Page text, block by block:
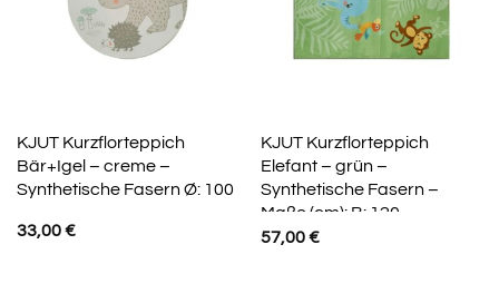
KJUT Kurzflorteppich
Bär+Igel – creme –
Synthetische Fasern Ø: 100
33,00€
KJUT Kurzflorteppich
Elefant – grün –
Synthetische Fasern –
Maße (cm): B: 120
57,00€